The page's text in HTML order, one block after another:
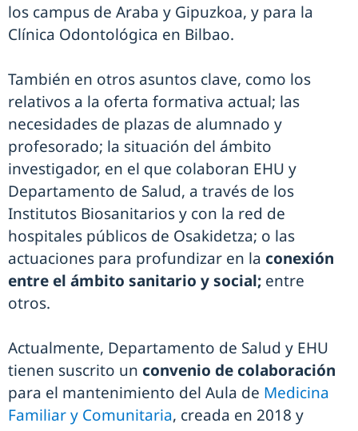
los campus de Araba y Gipuzkoa, y para la
Clínica Odontológica en Bilbao.
También en otros asuntos clave, como los
relativos a la oferta formativa actual; las
necesidades de plazas de alumnado y
profesorado; la situación del ámbito
investigador, en el que colaboran EHU y
Departamento de Salud, a través de los
Institutos Biosanitarios y con la red de
hospitales públicos de Osakidetza; o las
actuaciones para profundizar en la conexión
entre el ámbito sanitario y social; entre
otros.
Actualmente, Departamento de Salud y EHU
tienen suscrito un convenio de colaboración
para el mantenimiento del Aula de Medicina
Familiar y Comunitaria, creada en 2018 y